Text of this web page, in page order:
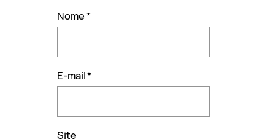
Nome*
E-mail*
Site